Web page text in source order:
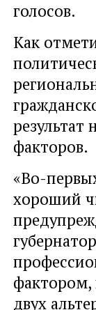
голосов.
Как
результат
факторов.
«Во-
хороший
фактором,
двух